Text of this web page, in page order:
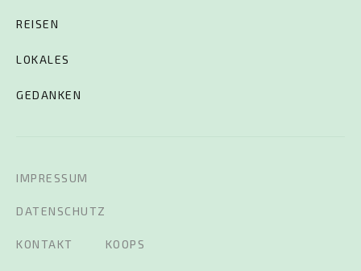
REISEN
LOKALES
GEDANKEN
IMPRESSUM
DATENSCHUTZ
KONTAKT KOOPS